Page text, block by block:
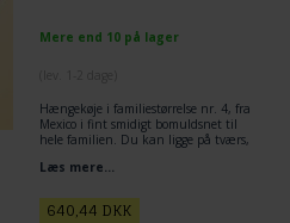
Mere end 10 på lager
Hængekøje i familiestørrelse nr. 4, fra
Mexico i fint smidigt bomuldsnet til
hele familien. Du kan ligge på tværs,
hængekøje. God plads til flere
Læs mere...
640,44 DKK